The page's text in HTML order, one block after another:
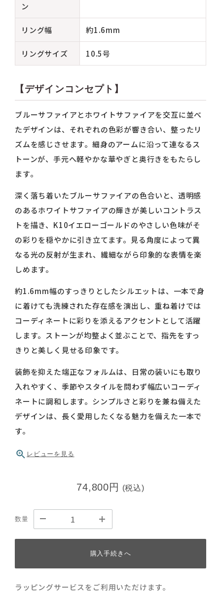
ン
リング幅 約1.6mm
リングサイズ 10.5号
【デザインコンセプト】
ブルーサファイアとホワイトサファイアを交互に並べ
たデザインは、それぞれの色彩が響き合い、整ったリ
ズムを感じさせます。細身のアームに沿って連なるス
トーンが、手元へ軽やかな華やぎと奥行きをもたらし
ます。
深く落ち着いたブルーサファイアの色合いと、透明感
のあるホワイトサファイアの輝きが美しいコントラス
トを描き、K10イエローゴールドのやさしい色味がそ
の彩りを穏やかに引き立てます。見る角度によって異
なる光の反射が生まれ、繊細ながら印象的な表情を楽
しめます。
約1.6mm幅のすっきりとしたシルエットは、一本で身
に着けても洗練された存在感を演出し、重ね着けでは
コーディネートに彩りを添えるアクセントとして活躍
します。ストーンが均整よく並ぶことで、指先をすっ
きりと美しく見せる印象です。
装飾を抑えた端正なフォルムは、日常の装いにも取り
入れやすく、季節やスタイルを問わず幅広いコーディ
ネートに調和します。シンプルさと彩りを兼ね備えた
デザインは、長く愛用したくなる魅力を備えた一本で
す。
レビューを見る
74,800円 (税込)
数量
購入手続きへ
ラッピングサービスをご利用いただけます。